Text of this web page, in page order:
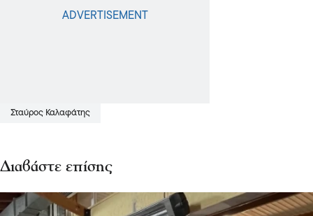
Σταύρος Καλαφάτης
Διαβάστε επίσης